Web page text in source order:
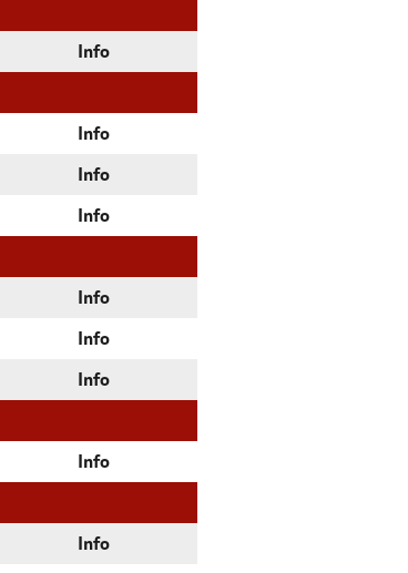
Info
Info
Info
Info
Info
Info
Info
Info
Info